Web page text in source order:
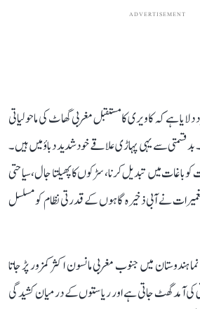
ADVERTISEMENT
ہے کہ کاویری کا مستقبل مغربی گھاٹ کی ماحولیاتی
سے یہی پہاڑی علاقے خود شدید دباؤ میں ہیں۔
باغات میں تبدیل کرنا، سڑکوں کا پھیلتا جال، سیاحتی
نے آبی ذخیرہ گاہوں کے قدرتی نظام کو مسلسل
ہندوستان میں جنوب مغربی مانسون اکثر کمزور پڑ جاتا
آمد گھٹ جاتی ہے اور ریاستوں کے درمیان کشیدگی